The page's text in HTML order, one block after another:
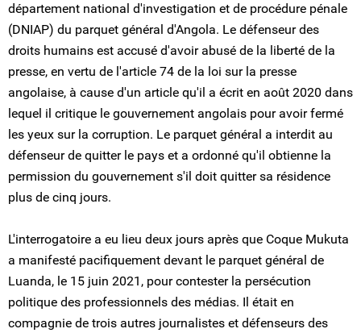
département national d'investigation et de procédure pénale
(DNIAP) du parquet général d'Angola. Le défenseur des
droits humains est accusé d'avoir abusé de la liberté de la
presse, en vertu de l'article 74 de la loi sur la presse
angolaise, à cause d'un article qu'il a écrit en août 2020 dans
lequel il critique le gouvernement angolais pour avoir fermé
les yeux sur la corruption. Le parquet général a interdit au
défenseur de quitter le pays et a ordonné qu'il obtienne la
permission du gouvernement s'il doit quitter sa résidence
plus de cinq jours.
L'interrogatoire a eu lieu deux jours après que Coque Mukuta
a manifesté pacifiquement devant le parquet général de
Luanda, le 15 juin 2021, pour contester la persécution
politique des professionnels des médias. Il était en
compagnie de trois autres journalistes et défenseurs des